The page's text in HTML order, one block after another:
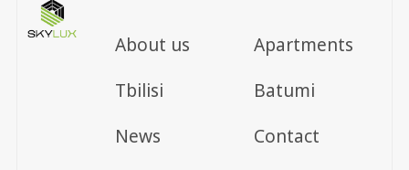
About us
Apartments
Tbilisi
Batumi
News
Contact